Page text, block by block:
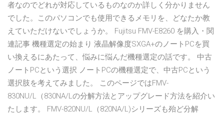
者なのでどれが対応しているものなのか詳しく分かりません
でした。このパソコンでも使用できるメモリを、どなたか教
えていただけないでしょうか。 Fujitsu FMV-E8260 を購入・関
連記事 機種選定の始まり 液晶解像度SXGA+のノートPCを買
い換えるにあたって、悩みに悩んだ機種選定の話です。 中古
ノートPCという選択 ノートPCの機種選定で、中古PCという
選択肢を考えてみました。 このページではFMV-
830NU/L（830NA/Lの分解方法とアップグレード方法を紹介い
たします。 FMV-820NU/L（820NA/L)シリーズも殆ど分解